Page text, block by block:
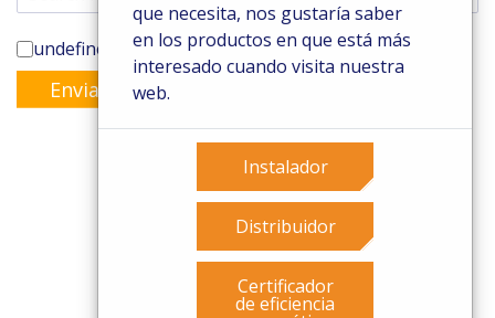
undefined
Enviar
© 2026 Esdec. Reservados todos los derechos
Patentes
Términos y condiciones
Condiciones de garantía
que necesita, nos gustaría saber
en los productos en que está más
interesado cuando visita nuestra
web.
Instalador
Distribuidor
Certificador
de eficiencia